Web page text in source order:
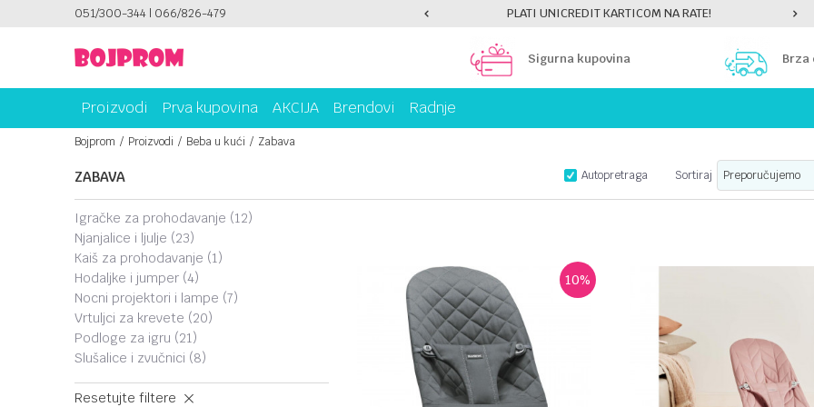
051/300-344 | 066/826-479SIGURNO PLAĆANJE PLATNIM KARTICAMA! PLATI UNICREDIT KARTICOM NA RATE!
Sigurna kupovina Brza
Proizvodi Prva kupovina AKCIJA Brendovi Radnje
Bojprom Proizvodi Beba u kući Zabava
ZABAVA Autopretraga Sortiraj
igračke za prohodavanje (12)
njanjalice i ljulje (23)
kaiš za prohodavanje (1)
hodaljke i jumper (4)
nocni projektori i lampe (7)
vrtuljci za krevete (20)
podloge za igru (21)
slušalice i zvučnici (8)
Resetujte filtere
UPOREDI
10%
UPOREDI